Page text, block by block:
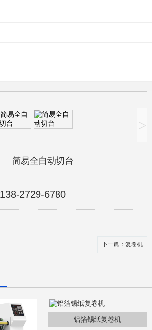
>
简易全自动切台
138-2729-6780
下一篇 ：复卷机
铝箔锡纸复卷机